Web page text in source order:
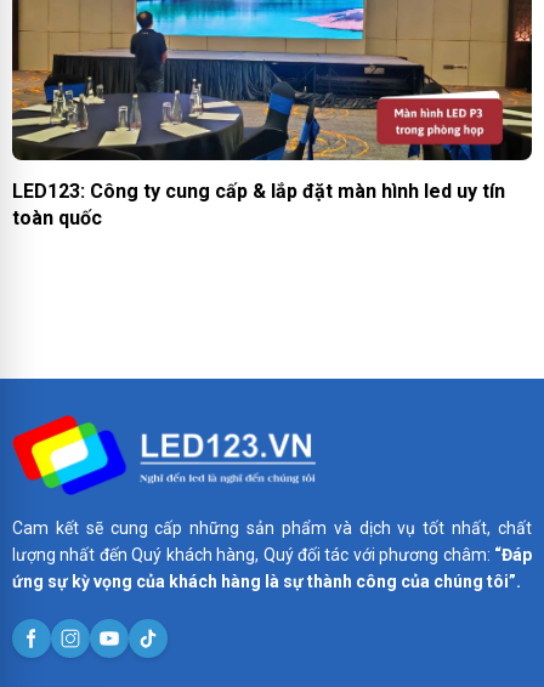
LED123: Công ty cung cấp & lắp đặt màn hình led uy tín
toàn quốc
Cam kết sẽ cung cấp những sản phẩm và dịch vụ tốt nhất, chất
lượng nhất đến Quý khách hàng, Quý đối tác với phương châm: “Đáp
ứng sự kỳ vọng của khách hàng là sự thành công của chúng tôi”.